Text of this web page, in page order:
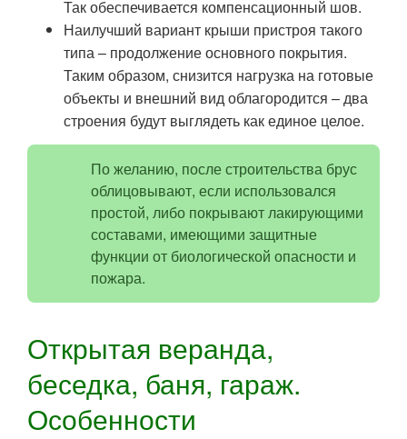
Так обеспечивается компенсационный шов.
Наилучший вариант крыши пристроя такого
типа – продолжение основного покрытия.
Таким образом, снизится нагрузка на готовые
объекты и внешний вид облагородится – два
строения будут выглядеть как единое целое.
По желанию, после строительства брус
облицовывают, если использовался
простой, либо покрывают лакирующими
составами, имеющими защитные
функции от биологической опасности и
пожара.
Открытая веранда,
беседка, баня, гараж.
Особенности